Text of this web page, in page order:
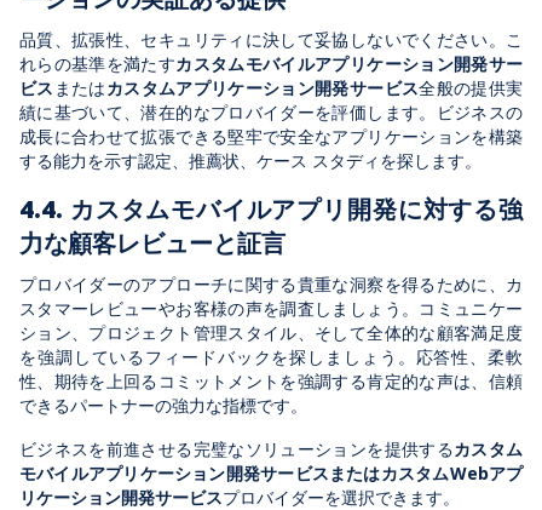
品質、拡張性、セキュリティに決して妥協しないでください。こ
れらの基準を満たすカスタムモバイルアプリケーション開発サー
ビス またはカスタムアプリケーション開発サービス全般の提供実
績に基づいて、潜在的なプロバイダーを評価します。ビジネスの
成長に合わせて拡張できる堅牢で安全なアプリケーションを構築
する能力を示す認定、推薦状、ケース スタディを探します。
4.4. カスタムモバイルアプリ開発に対する強
力な顧客レビューと証言
プロバイダーのアプローチに関する貴重な洞察を得るために、カ
スタマーレビューやお客様の声を調査しましょう。コミュニケー
ション、プロジェクト管理スタイル、そして全体的な顧客満足度
を強調しているフィードバックを探しましょう。応答性、柔軟
性、期待を上回るコミットメントを強調する肯定的な声は、信頼
できるパートナーの強力な指標です。
ビジネスを前進させる完璧なソリューションを提供するカスタム
モバイルアプリケーション開発サービスまたはカスタムWebアプ
リケーション開発サービスプロバイダーを選択できます。